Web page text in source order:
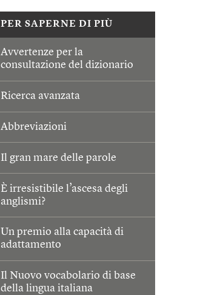
PER SAPERNE DI PIÙ
Avvertenze per la
consultazione del dizionario
Ricerca avanzata
Abbreviazioni
Il gran mare delle parole
È irresistibile l’ascesa degli
anglismi?
Un premio alla capacità di
adattamento
Il Nuovo vocabolario di base
della lingua italiana